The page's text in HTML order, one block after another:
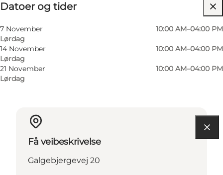
Datoer og tider
7 November
Lørdag
10:00 AM–04:00 PM
14 November
Lørdag
10:00 AM–04:00 PM
21 November
Lørdag
10:00 AM–04:00 PM
Besøk nettside
Børn, Venner, Mig selv, Min partner
Få veibeskrivelse
Galgebjergevej 20